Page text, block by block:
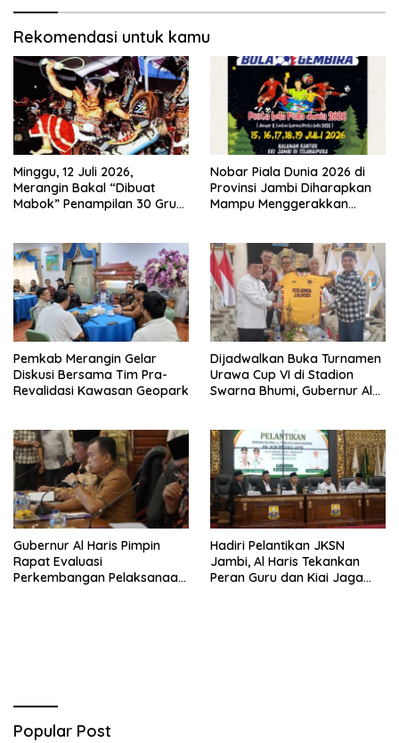
Rekomendasi untuk kamu
Minggu, 12 Juli 2026,
Merangin Bakal “Dibuat
Mabok” Penampilan 30 Grup
Nobar Piala Dunia 2026 di
Provinsi Jambi Diharapkan
Mampu Menggerakkan
Pemkab Merangin Gelar
Diskusi Bersama Tim Pra-
Revalidasi Kawasan Geopark
Dijadwalkan Buka Turnamen
Urawa Cup VI di Stadion
Swarna Bhumi, Gubernur Al
Gubernur Al Haris Pimpin
Rapat Evaluasi
Perkembangan Pelaksanaan
Hadiri Pelantikan JKSN
Jambi, Al Haris Tekankan
Peran Guru dan Kiai Jaga
Popular Post